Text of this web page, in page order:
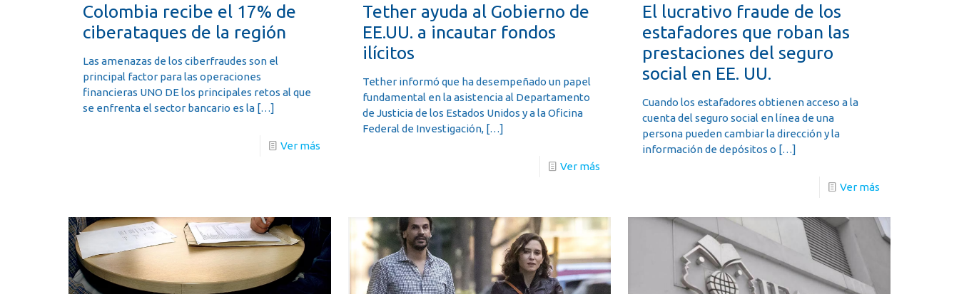
Colombia recibe el 17% de
ciberataques de la región
Las amenazas de los ciberfraudes son el
principal factor para las operaciones
financieras UNO DE los principales retos al que
se enfrenta el sector bancario es la[…]
Ver más
Tether ayuda al Gobierno de
EE.UU. a incautar fondos
ilícitos
Tether informó que ha desempeñado un papel
fundamental en la asistencia al Departamento
de Justicia de los Estados Unidos y a la Oficina
Federal de Investigación,[…]
Ver más
El lucrativo fraude de los
estafadores que roban las
prestaciones del seguro
social en EE. UU.
Cuando los estafadores obtienen acceso a la
cuenta del seguro social en línea de una
persona pueden cambiar la dirección y la
información de depósitos o […]
Ver más